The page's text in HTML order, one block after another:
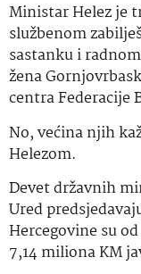
Ministar Helez je
službenom
sastanku i
žena
centra Federacije
No, većina njih
Helezom.
Devet državnih
Ured
Hercegovine su
7,14 miliona KM